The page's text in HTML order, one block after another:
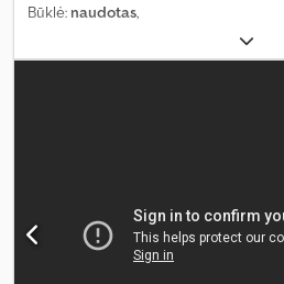
Būklė: naudotas,